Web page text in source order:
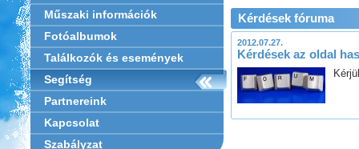
Műszaki információk
Fotóalbumok
Találkozók és események
Segítség
Partnereink
Kapcsolat
Szabályzat
Kérdések fóruma
2012.07.27.
Kérdések az oldal